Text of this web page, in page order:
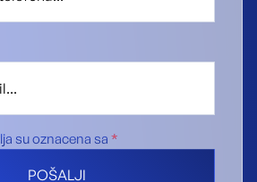
su oznacena sa *
POŠALJI